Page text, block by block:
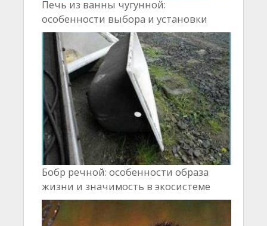
Печь из ванны чугунной:
особенности выбора и установки
Бобр речной: особенности образа
жизни и значимость в экосистеме